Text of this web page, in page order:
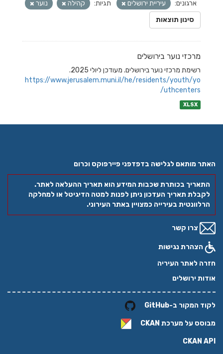
ארגונים: עיריית ירושלים תגיות: קהילה
נוער
סינון תוצאות
מרכזי נוער בירושלים
רשימת מרכזי נוער בירושלים. מעודכן ליולי 2025.
https://www.jerusalem.muni.il/he/residents/youth/yo
uthcenters/
XLSX
האתר מותאם לגלישה בדפדפני פיירפוקס וכרום
התאריך בכותרת שכבות המידע הוא תאריך ההעלאה לאתר.
לקבלת תאריך העדכון ניתן לפנות למטה הדיגיטל או למחלקה
הרלוונטית בעירייה כמצויין באתר העירוני.
צרו קשר
הצהרת נגישות
חזרה לאתר העיריה
אודות ירושלים
לקוד המקור ב-GitHub
מבוסס על מערכת CKAN
CKAN API